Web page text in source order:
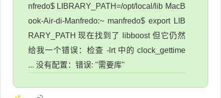
nfredo$ LIBRARY_PATH=/opt/local/lib MacB
ook-Air-di-Manfredo:~ manfredo$ export LIB
RARY_PATH 现在找到了 libboost 但它仍然
给我一个错误：检查 -lrt 中的 clock_gettime
... 没有配置：错误: "需要库"